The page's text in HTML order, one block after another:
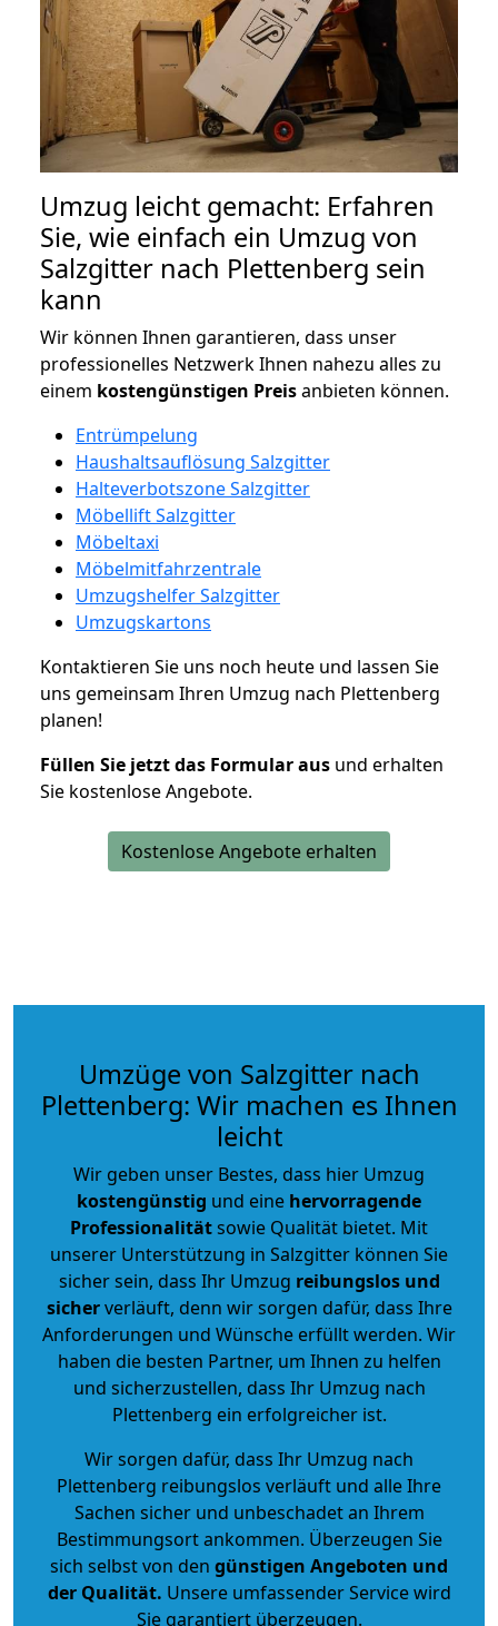
Umzug leicht gemacht: Erfahren
Sie, wie einfach ein Umzug von
Salzgitter nach Plettenberg sein
kann
Wir können Ihnen garantieren, dass unser
professionelles Netzwerk Ihnen nahezu alles zu
einem kostengünstigen Preisanbieten können.
Entrümpelung
Haushaltsauflösung Salzgitter
Halteverbotszone Salzgitter
Möbellift Salzgitter
Möbeltaxi
Möbelmitfahrzentrale
Umzugshelfer Salzgitter
Umzugskartons
Kontaktieren Sie uns noch heute und lassen Sie
uns gemeinsam Ihren Umzug nach Plettenberg
planen!
Füllen Sie jetzt das Formular aus und erhalten
Sie kostenlose Angebote.
Kostenlose Angebote erhalten
Umzüge von Salzgitter nach
Plettenberg: Wir machen es Ihnen
leicht
Wir geben unser Bestes, dass hier Umzug
kostengünstig und eine hervorragende
Professionalitätsowie Qualität bietet. Mit
unserer Unterstützung in Salzgitter können Sie
sicher sein, dass Ihr Umzug reibungslos und
sicherverläuft, denn wir sorgen dafür, dass Ihre
Anforderungen und Wünsche erfüllt werden. Wir
haben die besten Partner, um Ihnen zu helfen
und sicherzustellen, dass Ihr Umzug nach
Plettenberg ein erfolgreicher ist.
Wir sorgen dafür, dass Ihr Umzug nach
Plettenberg reibungslos verläuft und alle Ihre
Sachen sicher und unbeschadet an Ihrem
Bestimmungsort ankommen. Überzeugen Sie
sich selbst von den günstigen Angeboten und
der Qualität. Unsere umfassender Service wird
Sie garantiert überzeugen.